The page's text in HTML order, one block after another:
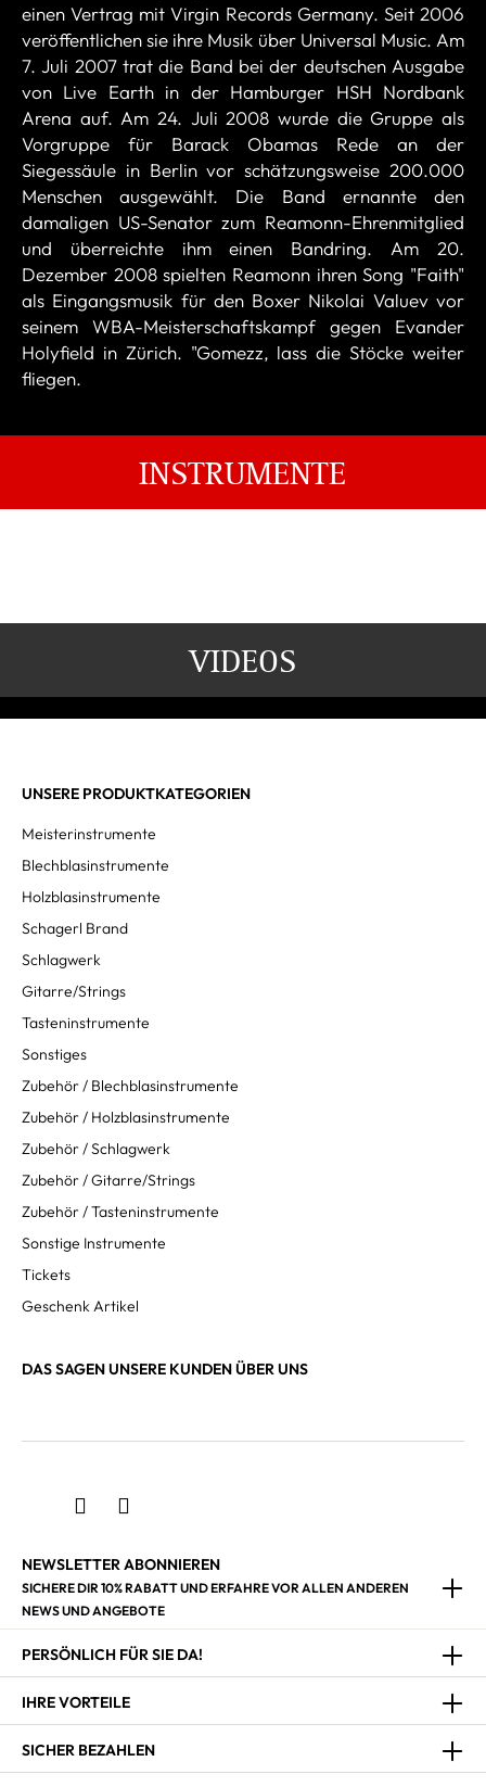
einen Vertrag mit Virgin Records Germany. Seit 2006
veröffentlichen sie ihre Musik über Universal Music. Am
7. Juli 2007 trat die Band bei der deutschen Ausgabe
von Live Earth in der Hamburger HSH Nordbank
Arena auf. Am 24. Juli 2008 wurde die Gruppe als
Vorgruppe für Barack Obamas Rede an der
Siegessäule in Berlin vor schätzungsweise 200.000
Menschen ausgewählt. Die Band ernannte den
damaligen US-Senator zum Reamonn-Ehrenmitglied
und überreichte ihm einen Bandring. Am 20.
Dezember 2008 spielten Reamonn ihren Song "Faith"
als Eingangsmusik für den Boxer Nikolai Valuev vor
seinem WBA-Meisterschaftskampf gegen Evander
Holyfield in Zürich. "Gomezz, lass die Stöcke weiter
fliegen.
INSTRUMENTE
VIDEOS
UNSERE PRODUKTKATEGORIEN
Meisterinstrumente
Blechblasinstrumente
Holzblasinstrumente
Schagerl Brand
Schlagwerk
Gitarre/Strings
Tasteninstrumente
Sonstiges
Zubehör / Blechblasinstrumente
Zubehör / Holzblasinstrumente
Zubehör / Schlagwerk
Zubehör / Gitarre/Strings
Zubehör / Tasteninstrumente
Sonstige Instrumente
Tickets
Geschenk Artikel
DAS SAGEN UNSERE KUNDEN ÜBER UNS
NEWSLETTER ABONNIEREN
SICHERE DIR 10% RABATT UND ERFAHRE VOR ALLEN ANDEREN
NEWS UND ANGEBOTE
PERSÖNLICH FÜR SIE DA!
IHRE VORTEILE
SICHER BEZAHLEN